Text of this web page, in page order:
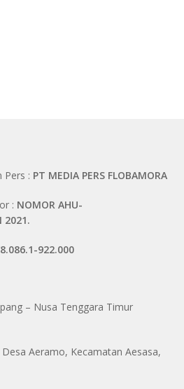
Pers : PT MEDIA PERS FLOBAMORA
: NOMOR AHU-
2021.
922.000
– Nusa Tenggara Timur
Aeramo, Kecamatan Aesasa,